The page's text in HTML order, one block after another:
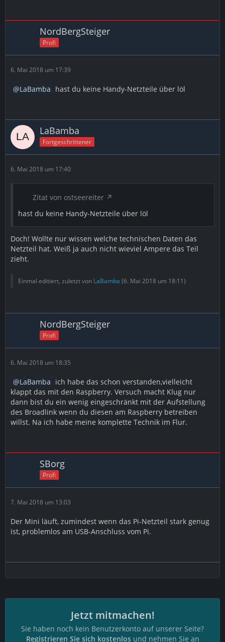
NordBergSteiger
Profi
6. Mai 2018 um 17:39
LaBamba hast du keine Handy-Netzteile über löl
LaBamba
Fortgeschrittener
6. Mai 2018 um 17:40
Zitat von ostseereiter
hast du keine Handy-Netzteile über löl
Doch! Wollte nur wissen welche technischen Daten das
Netzteil hat. Weiß ja auch nicht wieviel Ampere das Teil
zieht.
Einmal editiert, zuletzt von LaBamba (6. Mai 2018 um 18:11)
NordBergSteiger
Profi
6. Mai 2018 um 18:35
LaBamba ich habe das schon verstanden,vielleicht
klappt das mit den Raspberry. Versuch macht Klug nur
dann bist du ein wenig eingeschränkt mit der Aufstellung
des Broadlink wenn du diesen am Raspberry betreiben
willst. Na ich habe meine komplette Technik im Flur.
SBorg
Profi
7. Mai 2018 um 13:03
Der Mini läuft, zumindest wenn das Pi-Netzteil stark genug
ist, problemlos am USB-Anschluss vom Pi.
Jetzt mitmachen!
Sie haben noch kein Benutzerkonto auf unserer Seite?
Registrieren Sie sich kostenlosund nehmen Sie an